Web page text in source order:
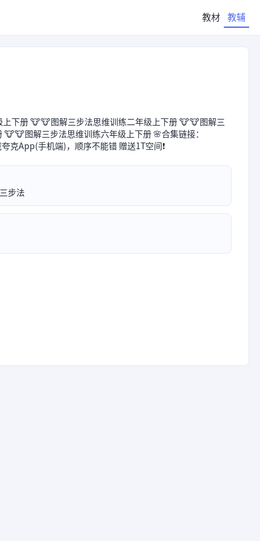
教材 教辅
下册 🐮🐮图解三步法思维训练二年级上下册 🐮🐮图解三
图解三步法思维训练六年级上下册 🌸合集链接：
App(手机端)，顺序不能错 赠送1T空间❗️
步法